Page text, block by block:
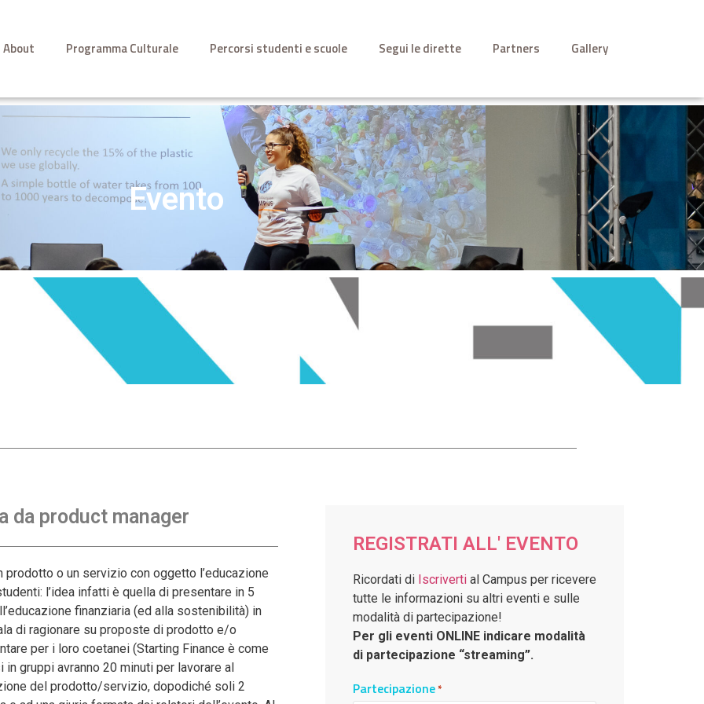
About Programma Culturale Percorsi studenti e scuole Segui le dirette Partners Gallery
Evento
da product manager
o un servizio con oggetto l’educazione
l’idea infatti è quella di presentare in 5
finanziaria (ed alla sostenibilità) in
di ragionare su proposte di prodotto e/o
per i loro coetanei (Starting Finance è come
gruppi avranno 20 minuti per lavorare al
del prodotto/servizio, dopodiché soli 2
REGISTRATI ALL' EVENTO
Ricordati di Iscrivertial Campus per ricevere
tutte le informazioni su altri eventi e sulle
modalità di partecipazione!
Per gli eventi ONLINE indicare modalità
di partecipazione “streaming”.
Partecipazione*